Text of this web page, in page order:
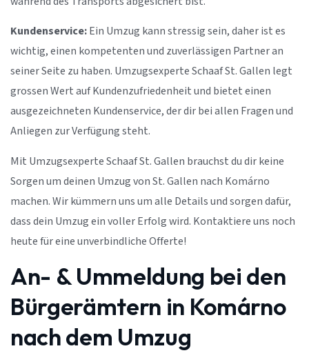
Kundenservice:Ein Umzug kann stressig sein, daher ist es
wichtig, einen kompetenten und zuverlässigen Partner an
seiner Seite zu haben. Umzugsexperte Schaaf St. Gallen legt
grossen Wert auf Kundenzufriedenheit und bietet einen
ausgezeichneten Kundenservice, der dir bei allen Fragen und
Anliegen zur Verfügung steht.
Mit Umzugsexperte Schaaf St. Gallen brauchst du dir keine
Sorgen um deinen Umzug von St. Gallen nach Komárno
machen. Wir kümmern uns um alle Details und sorgen dafür,
dass dein Umzug ein voller Erfolg wird. Kontaktiere uns noch
heute für eine unverbindliche Offerte!
An- & Ummeldung bei den
Bürgerämtern in Komárno
nach dem Umzug